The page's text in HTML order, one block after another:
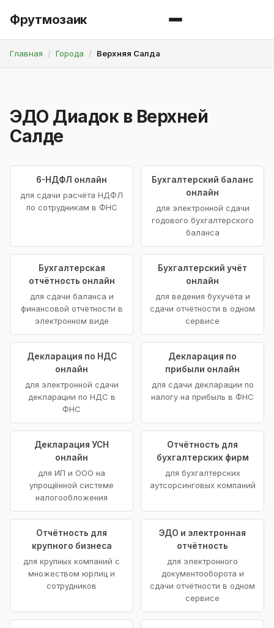
Фрутмозаик
Главная Города Верхняя Салда
ЭДО Диадок в Верхней
Салде
6-НДФЛ онлайн
для сдачи расчёта НДФЛ
по сотрудникам в ФНС
Бухгалтерский баланс
онлайн
для электронной сдачи
годового бухгалтерского
баланса
Бухгалтерская
отчётность онлайн
для сдачи баланса и
финансовой отчётности в
электронном виде
Бухгалтерский учёт
онлайн
для ведения бухучёта и
сдачи отчётности в одном
сервисе
Декларация по НДС
онлайн
для электронной сдачи
декларации по НДС в
ФНС
Декларация по
прибыли онлайн
для сдачи декларации по
налогу на прибыль в ФНС
Декларация УСН
онлайн
для ИП и ООО на
упрощённой системе
налогообложения
Отчётность для
бухгалтерских фирм
для бухгалтерских
аутсорсинговых компаний
Отчётность для
крупного бизнеса
для крупных компаний с
множеством юрлиц и
сотрудников
ЭДО и электронная
отчётность
для электронного
документооборота и
сдачи отчётности в одном
сервисе